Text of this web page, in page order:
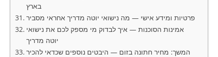
בארץ
פרטיות ומידע אישי — מה נישואי יוטה מדריך אחראי מסביר
אמינות הסוכנות — איך לבדוק מי מספק לכם את נישואי
יוטה מדריך
המשך: מחיר חתונה בזום — היבטים נוספים שכדאי להכיר